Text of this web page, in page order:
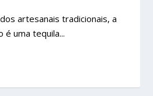
artesanais tradicionais, a
é uma tequila...